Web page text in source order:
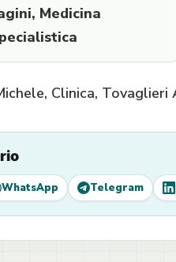
Medicina
Clinica,
WhatsApp Telegram